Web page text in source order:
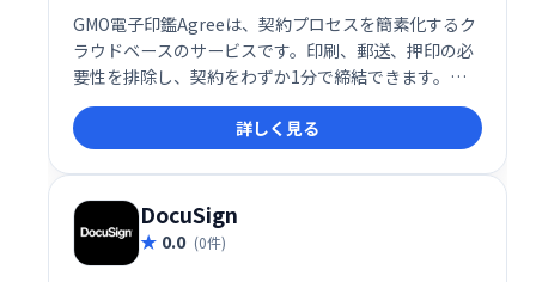
GMO電子印鑑Agreeは、契約プロセスを簡素化するク
ラウドベースのサービスです。印刷、郵送、押印の必
要性を排除し、契約をわずか1分で締結できます。リ
アルタイムのステータス確認により、契約の漏れや遅
延を防ぐことができます。詳しく見る
DocuSign
0.0 (0件)